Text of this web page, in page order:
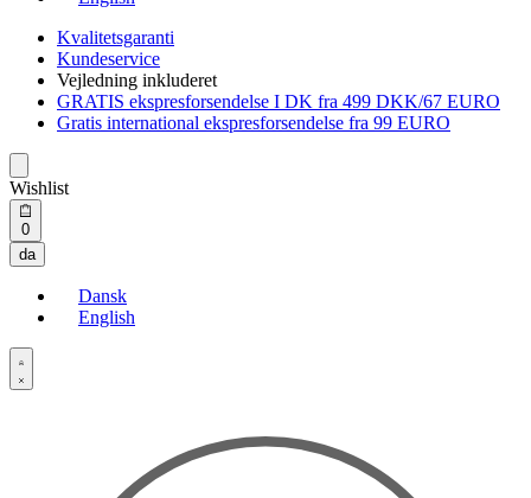
Kvalitetsgaranti
Kundeservice
Vejledning inkluderet
GRATIS ekspresforsendelse I DK fra 499 DKK/67 EURO
Gratis international ekspresforsendelse fra 99 EURO
Wishlist
0Open
cart
da
Dansk
English
Open
Account
details